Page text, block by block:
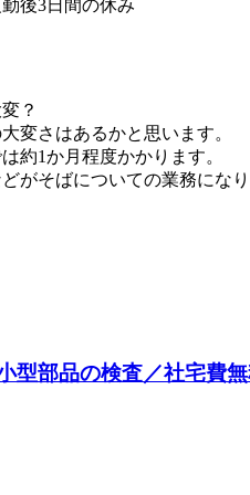
後3日間の休み
？
変さはあるかと思います。
約1か月程度かかります。
がそばについての業務にな
型部品の検査／社宅費